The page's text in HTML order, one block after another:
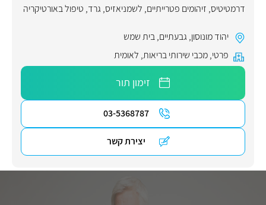
דרמטיטיס, זיהומים פטרייתיים, לשמניאזיס, גרד, טיפול באורטיקריה
יהוד מונוסון, גבעתיים,בית שמש
פרטי,מכבי שירותי בריאות, לאומית
זימון תור
03-5368787
יצירת קשר